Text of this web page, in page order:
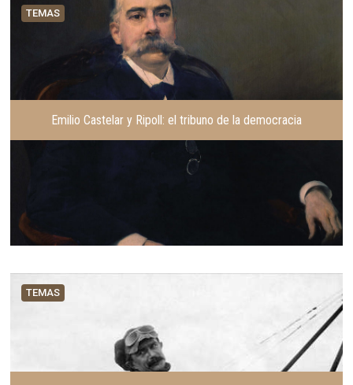
TEMAS
Emilio Castelar y Ripoll: el tribuno de la democracia
TEMAS